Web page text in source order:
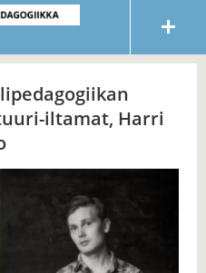
iltamat, Harri